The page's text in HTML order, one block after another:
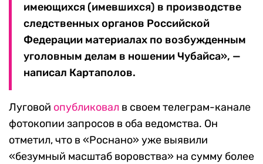
имеющихся (имевшихся) в производстве
следственных органов Российской
Федерации материалах по возбужденным
уголовным делам в ношении Чубайса», —
написал Картаполов.
Луговой опубликовал в своем телеграм-канале
фотокопии запросов в оба ведомства. Он
отметил, что в «Роснано» уже выявили
«безумный масштаб воровства» на сумму более